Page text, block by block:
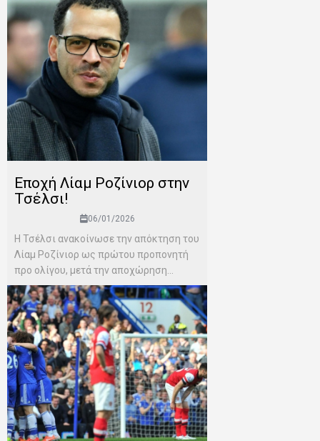
Εποχή Λίαμ Ροζίνιορ στην
Τσέλσι!
06/01/2026
Η Τσέλσι ανακοίνωσε την απόκτηση του
Λίαμ Ροζίνιορ ως πρώτου προπονητή
προ ολίγου, μετά την αποχώρηση...